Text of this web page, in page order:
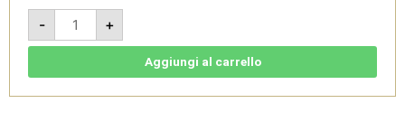
-
Assoluto
Passito
2019
0,375l
Nuraghi
+
Aggiungi al carrello